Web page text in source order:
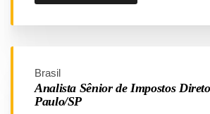
Analista Sênior de Impostos
Paulo/SP
Brasil